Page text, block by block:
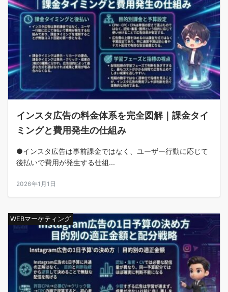
インスタ広告の料金体系を完全図解｜課金タイ
ミングと費用発生の仕組み
●インスタ広告は事前課金ではなく、ユーザー行動に応じて
後払いで費用が発生する仕組...
2026年1月1日
WEBマーケティング